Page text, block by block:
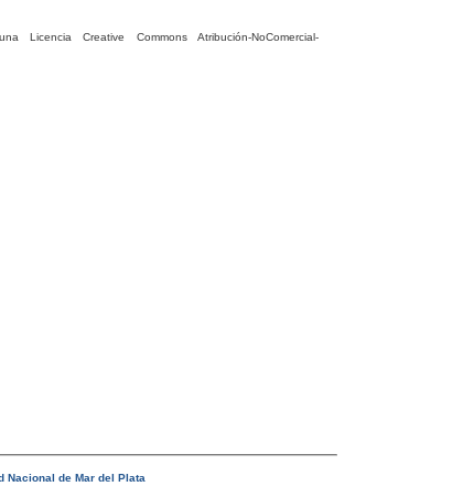
Creative Commons Atribución-NoComercial-
Nacional de Mar del Plata